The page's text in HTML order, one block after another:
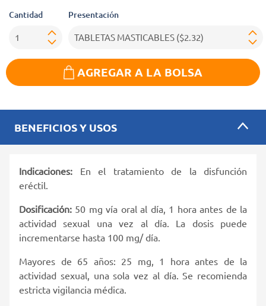
Cantidad Presentación
AGREGAR A LA BOLSA
BENEFICIOS Y USOS
Indicaciones: En el tratamiento de la disfunción
eréctil.
Dosificación: 50 mg vía oral al día, 1 hora antes de la
actividad sexual una vez al día. La dosis puede
incrementarse hasta 100 mg/ día.
Mayores de 65 años: 25 mg, 1 hora antes de la
actividad sexual, una sola vez al día. Se recomienda
estricta vigilancia médica.